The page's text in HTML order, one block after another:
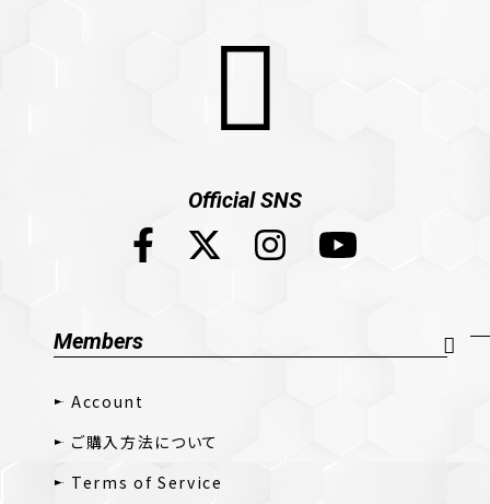
Official SNS
Members
Account
ご購入方法について
Terms of Service